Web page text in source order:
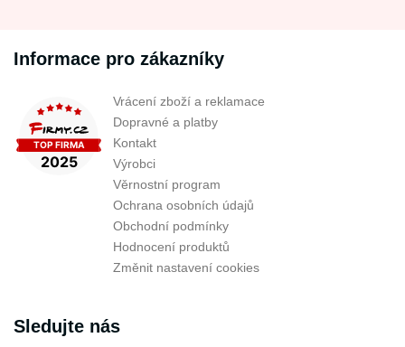
Informace pro zákazníky
Vrácení zboží a reklamace
Dopravné a platby
Kontakt
Výrobci
Věrnostní program
Ochrana osobních údajů
Obchodní podmínky
Hodnocení produktů
Změnit nastavení cookies
Sledujte nás